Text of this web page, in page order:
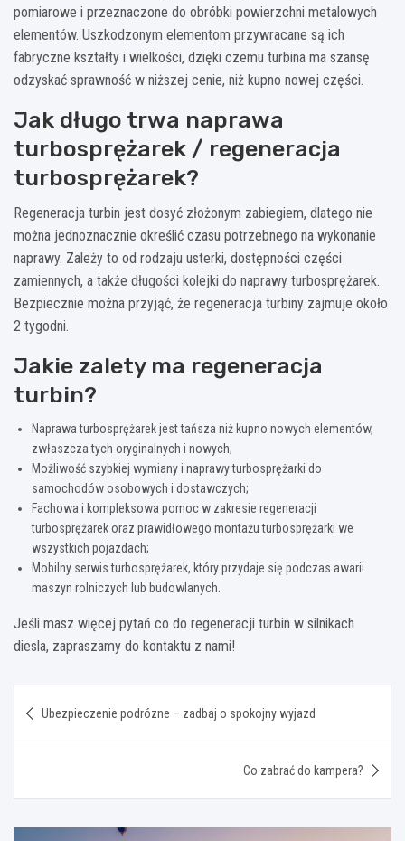
pomiarowe i przeznaczone do obróbki powierzchni metalowych
elementów. Uszkodzonym elementom przywracane są ich
fabryczne kształty i wielkości, dzięki czemu turbina ma szansę
odzyskać sprawność w niższej cenie, niż kupno nowej części.
Jak długo trwa naprawa
turbosprężarek / regeneracja
turbosprężarek?
Regeneracja turbin jest dosyć złożonym zabiegiem, dlatego nie
można jednoznacznie określić czasu potrzebnego na wykonanie
naprawy. Zależy to od rodzaju usterki, dostępności części
zamiennych, a także długości kolejki do naprawy turbosprężarek.
Bezpiecznie można przyjąć, że regeneracja turbiny zajmuje około
2 tygodni.
Jakie zalety ma regeneracja
turbin?
Naprawa turbosprężarek jest tańsza niż kupno nowych elementów,
zwłaszcza tych oryginalnych i nowych;
Możliwość szybkiej wymiany i naprawy turbosprężarki do
samochodów osobowych i dostawczych;
Fachowa i kompleksowa pomoc w zakresie regeneracji
turbosprężarek oraz prawidłowego montażu turbosprężarki we
wszystkich pojazdach;
Mobilny serwis turbosprężarek, który przydaje się podczas awarii
maszyn rolniczych lub budowlanych.
Jeśli masz więcej pytań co do regeneracji turbin w silnikach
diesla, zapraszamy do kontaktu z nami!
wpisu
Ubezpieczenie podrózne – zadbaj o spokojny wyjazd
Co zabrać do kampera?